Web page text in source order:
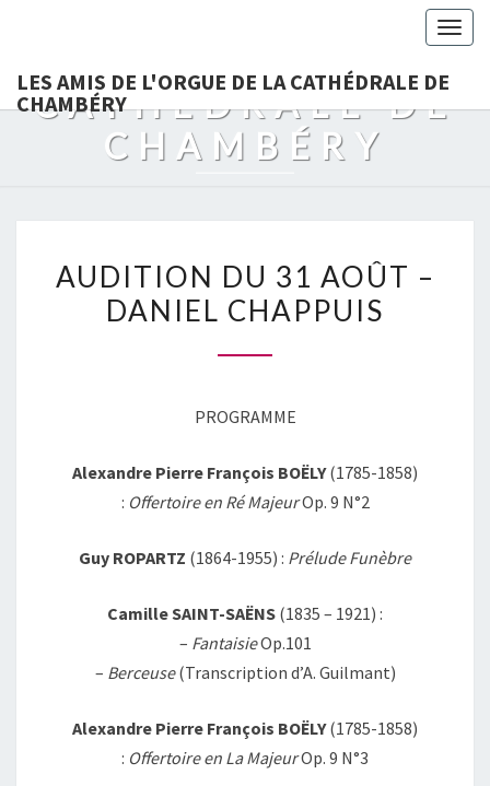
LES AMIS DE L'ORGUE DE LA CATHÉDRALE DE
CHAMBÉRY
L'ORGUE DE LA
CATHÉDRALE DE
CHAMBÉRY
DU
31
CHAPPUIS
AUDITION DU 31 AOÛT –
DANIEL CHAPPUIS
PROGRAMME
Alexandre Pierre François BOËLY(1785-1858)
: Offertoire en Ré MajeurOp. 9 N°2
Guy ROPARTZ (1864-1955) : Prélude Funèbre
Camille SAINT-SAËNS (1835 – 1921) :
– FantaisieOp.101
– Berceuse(Transcription d’A. Guilmant)
Alexandre Pierre François BOËLY(1785-1858)
: Offertoire en La MajeurOp. 9 N°3